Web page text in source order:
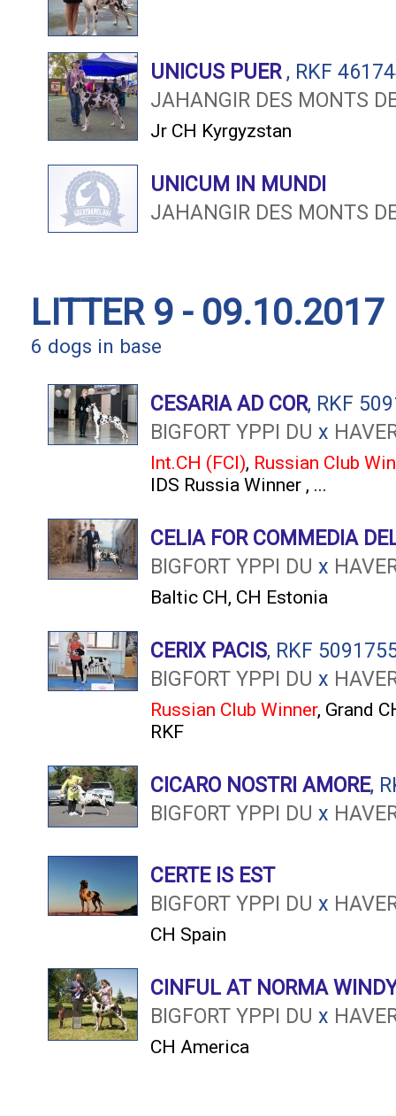
UNICUS PUER , RKF
JAHANGIR DES MONTS
Jr CH Kyrgyzstan
UNICUM IN MUNDI
JAHANGIR DES MONTS
LITTER 9 - 09.10.2017
6 dogs in base
CESARIA AD COR, RKF
BIGFORT YPPI DU x
Int.CH (FCI), Russian Club
IDS Russia Winner , ...
CELIA FOR COMMEDIA
BIGFORT YPPI DU x
Baltic CH, CH Estonia
CERIX PACIS, RKF
BIGFORT YPPI DU x
Russian Club Winner, Grand
RKF
CICARO NOSTRI AMORE,
BIGFORT YPPI DU x
CERTE IS EST
BIGFORT YPPI DU x
CH Spain
CINFUL AT NORMA
BIGFORT YPPI DU x
CH America